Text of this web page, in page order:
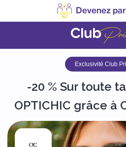
Devenez
Exclusivité Club
-20 % Sur toute
OPTICHIC grâce à